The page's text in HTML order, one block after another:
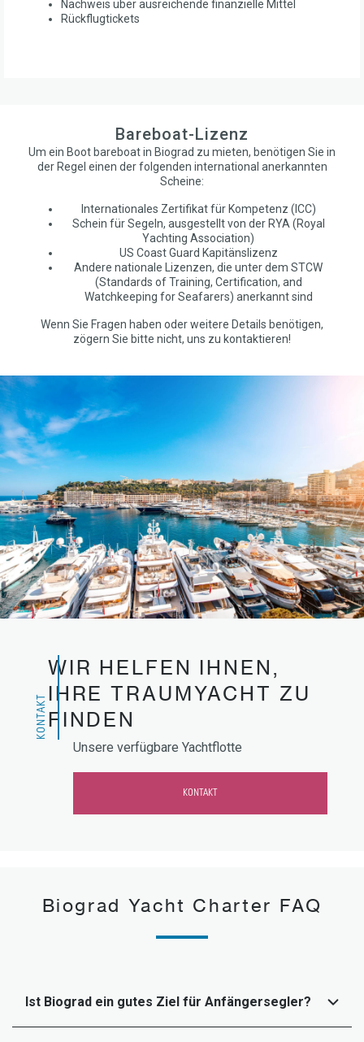
Nachweis über ausreichende finanzielle Mittel
Rückflugtickets
Bareboat-Lizenz
Um ein Boot bareboat in Biograd zu mieten, benötigen Sie in
der Regel einen der folgenden international anerkannten
Scheine:
Internationales Zertifikat für Kompetenz (ICC)
Schein für Segeln, ausgestellt von der RYA (Royal
Yachting Association)
US Coast Guard Kapitänslizenz
Andere nationale Lizenzen, die unter dem STCW
(Standards of Training, Certification, and
Watchkeeping for Seafarers) anerkannt sind
Wenn Sie Fragen haben oder weitere Details benötigen,
zögern Sie bitte nicht, uns zu kontaktieren!
KONTAKT
WIR HELFEN IHNEN,
IHRE TRAUMYACHT ZU
FINDEN
Unsere verfügbare Yachtflotte
KONTAKT
Biograd Yacht Charter FAQ
Ist Biograd ein gutes Ziel für Anfängersegler?